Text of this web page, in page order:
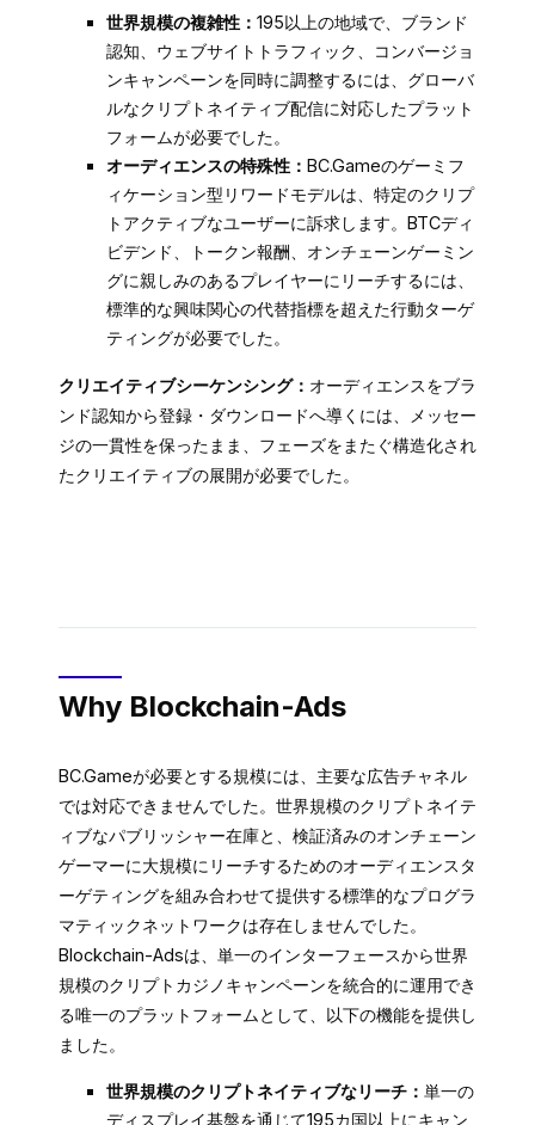
世界規模の複雑性： 195以上の地域で、ブランド
認知、ウェブサイトトラフィック、コンバージョ
ンキャンペーンを同時に調整するには、グローバ
ルなクリプトネイティブ配信に対応したプラット
フォームが必要でした。
オーディエンスの特殊性： BC.Gameのゲーミフ
ィケーション型リワードモデルは、特定のクリプ
トアクティブなユーザーに訴求します。BTCディ
ビデンド、トークン報酬、オンチェーンゲーミン
グに親しみのあるプレイヤーにリーチするには、
標準的な興味関心の代替指標を超えた行動ターゲ
ティングが必要でした。
クリエイティブシーケンシング： オーディエンスをブラ
ンド認知から登録・ダウンロードへ導くには、メッセー
ジの一貫性を保ったまま、フェーズをまたぐ構造化され
たクリエイティブの展開が必要でした。
Why Blockchain-Ads
BC.Gameが必要とする規模には、主要な広告チャネル
では対応できませんでした。世界規模のクリプトネイテ
ィブなパブリッシャー在庫と、検証済みのオンチェーン
ゲーマーに大規模にリーチするためのオーディエンスタ
ーゲティングを組み合わせて提供する標準的なプログラ
マティックネットワークは存在しませんでした。
Blockchain-Adsは、単一のインターフェースから世界
規模のクリプトカジノキャンペーンを統合的に運用でき
る唯一のプラットフォームとして、以下の機能を提供し
ました。
世界規模のクリプトネイティブなリーチ： 単一の
ディスプレイ基盤を通じて195カ国以上にキャン